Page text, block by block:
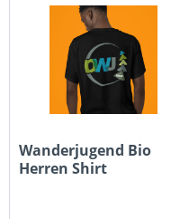
Wanderjugend Bio
Herren Shirt